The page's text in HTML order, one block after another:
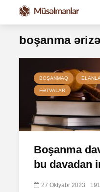
boşanma
BOŞANMAQ
FƏTVALAR
Boşanma
bu davadan
27 Oktyabr 2023